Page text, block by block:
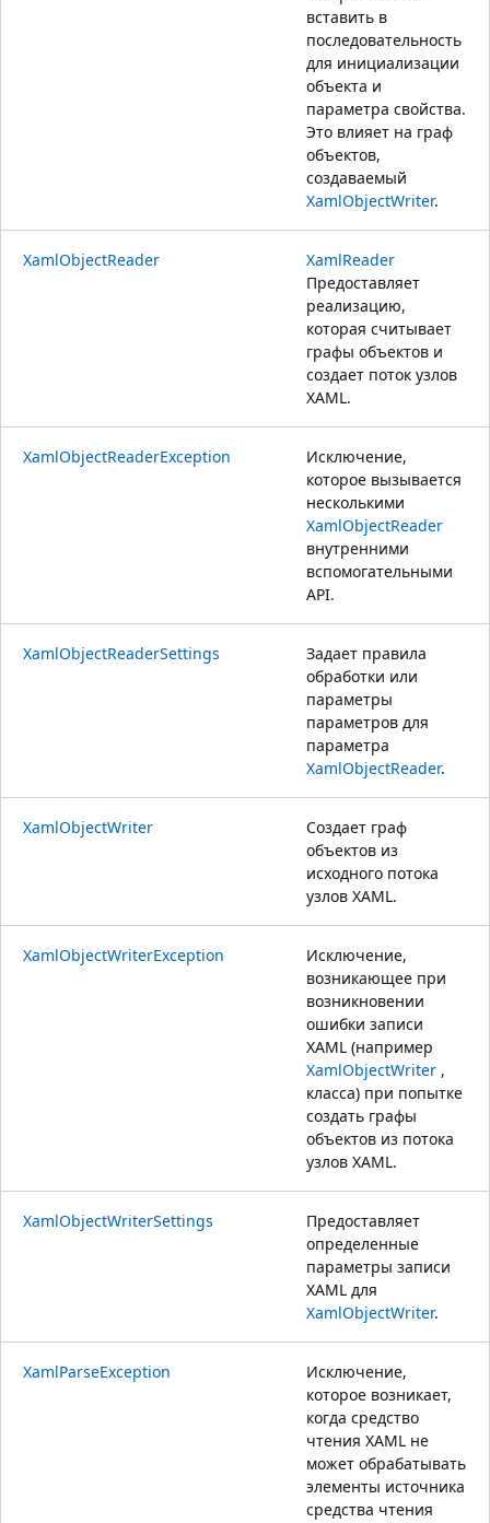
вставить в
последовательность
для инициализации
объекта и
параметра свойства.
Это влияет на граф
объектов,
создаваемый
XamlObjectWriter.
XamlObjectReader
XamlReader
Предоставляет
реализацию,
которая считывает
графы объектов и
создает поток узлов
XAML.
XamlObjectReaderException
Исключение,
которое вызывается
несколькими
XamlObjectReader
внутренними
вспомогательными
API.
XamlObjectReaderSettings
Задает правила
обработки или
параметры
параметров для
параметра
XamlObjectReader.
XamlObjectWriter
Создает граф
объектов из
исходного потока
узлов XAML.
XamlObjectWriterException
Исключение,
возникающее при
возникновении
ошибки записи
XAML (например
XamlObjectWriter ,
класса) при попытке
создать графы
объектов из потока
узлов XAML.
XamlObjectWriterSettings
Предоставляет
определенные
параметры записи
XAML для
XamlObjectWriter.
XamlParseException
Исключение,
которое возникает,
когда средство
чтения XAML не
может обрабатывать
элементы источника
средства чтения